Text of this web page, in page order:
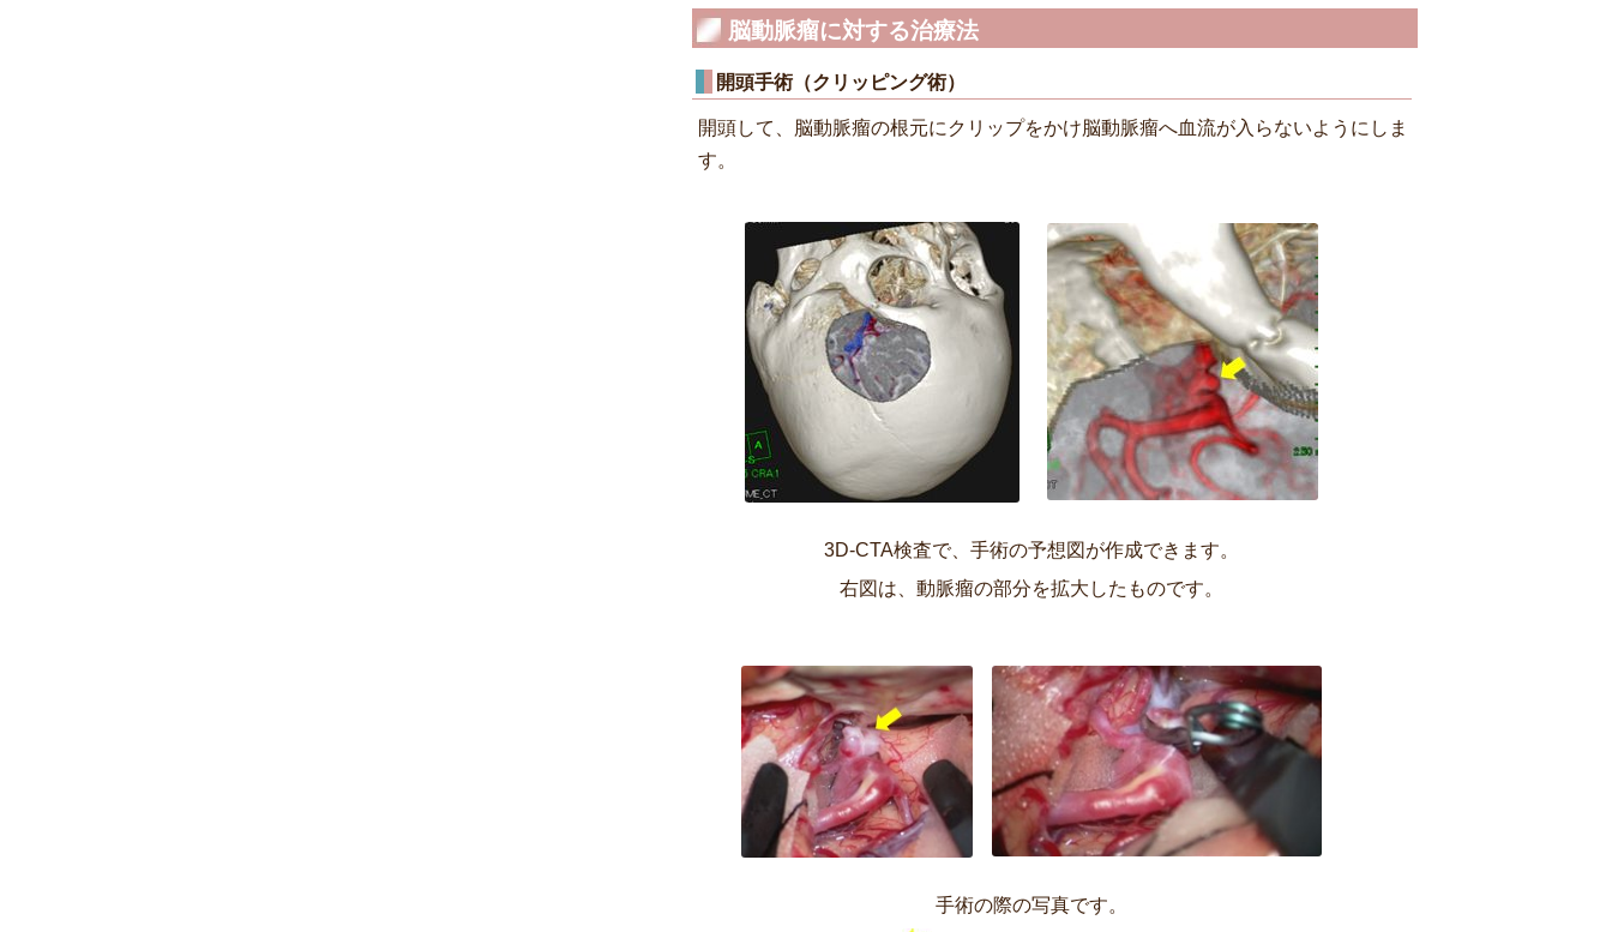
脳動脈瘤に対する治療法
開頭手術（クリッピング術）
開頭して、脳動脈瘤の根元にクリップをかけ脳動脈瘤へ血流が入らないようにしま
す。
3D-CTA検査で、手術の予想図が作成できます。
右図は、動脈瘤の部分を拡大したものです。
手術の際の写真です。